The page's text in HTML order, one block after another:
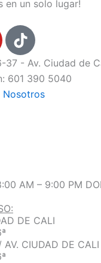
en un solo lugar!
T
i
k
t
o
37 - Av. Ciudad de
601 390 5040
Nosotros
AM – 9:00 PM
DE CALI
CIUDAD DE CALI